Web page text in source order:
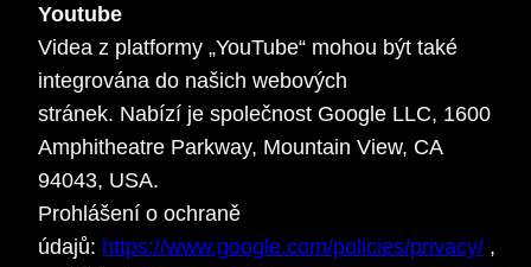
Youtube
Videa z platformy „YouTube“ mohou být také
integrována do našich webových
stránek. Nabízí je společnost Google LLC, 1600
Amphitheatre Parkway, Mountain View, CA
94043, USA.
Prohlášení o ochraně
údajů: https://www.google.com/policies/privacy/ ,